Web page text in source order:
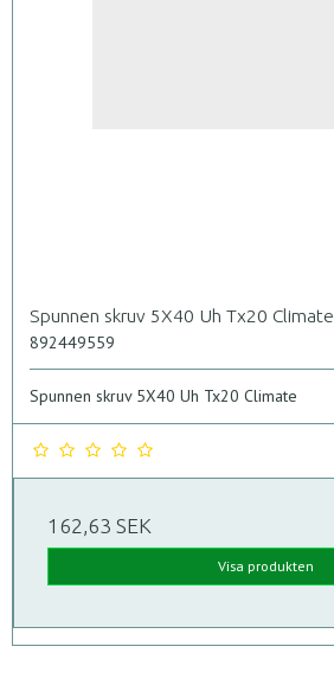
Spunnen skruv 5X40 Uh Tx20 Climate
892449559
Spunnen skruv 5X40 Uh Tx20 Climate
162,63 SEK
Visa produkten